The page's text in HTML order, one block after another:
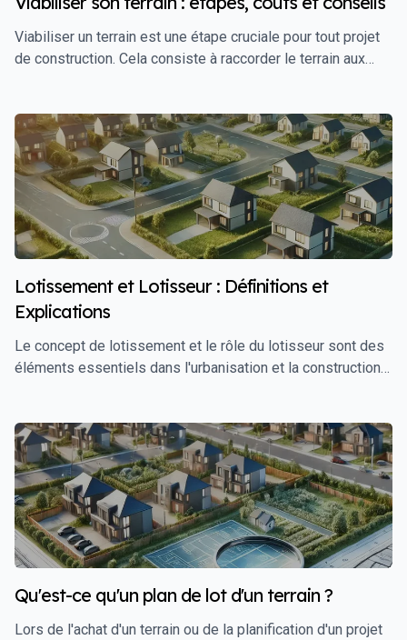
Viabiliser un terrain est une étape cruciale pour tout projet
de construction. Cela consiste à raccorder le terrain aux
télécommunications. Sans ces raccordements, le terrain
est considéré comme non constructible, ce qui rend la
viabilisation une étape incontournable avant de lancer la
construction de votre maison. Ce guide détaillé vous
accompagne à travers les étapes de la viabilisation, les
coûts associés, et les conseils pour mener à bien cette
opération.
Lotissement et Lotisseur : Définitions et
Explications
Le concept de lotissement et le rôle du lotisseur sont des
éléments essentiels dans l'urbanisation et la construction
comprendre ces termes est crucial pour naviguer dans le
monde de l'immobilier. Ce guide vous fournira une définition
claire de ces concepts, ainsi que des explications
détaillées sur leur importance et leur fonctionnement.
Qu'est-ce qu'un plan de lot d'un terrain ?
Lors de l'achat d'un terrain ou de la planification d'un projet